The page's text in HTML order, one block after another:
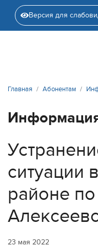
Версия для
Главная Абонентам
ситуации
районе по
23 мая 2022